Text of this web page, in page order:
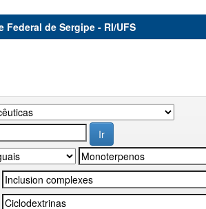
de Sergipe - RI/UFS